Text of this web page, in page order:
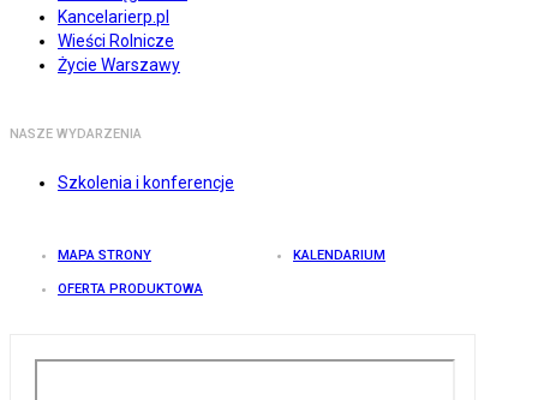
Kancelarierp.pl
Wieści Rolnicze
Życie Warszawy
NASZE WYDARZENIA
Szkolenia i konferencje
MAPA STRONY KALENDARIUM
OFERTA PRODUKTOWA